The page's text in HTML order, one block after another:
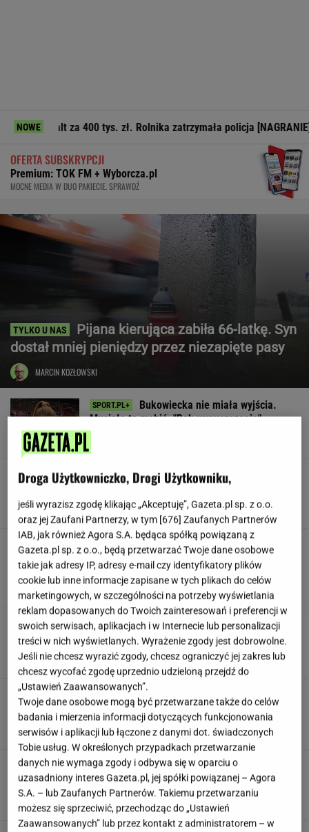
NOWE
tys. zł. Rolnika zatrzymała policja [NAGRANIE] Trener
OFERTA SUBSKRYPCJI
Premium: TOK FM + Wyborcza.pl
MOCNE MEDIA W DUO PAKIECIE. SPRAWDŹ
Pijana kierująca zabiła 66-latkę. Syn
dostał mniej pieniędzy przez niezapięte pasy
MARCIN KOZŁOWSKI
Bukowiecka nie miała wyjścia.
Musiała to zrobić. "Rok wypuszczenia"
1:0 dla Legii! Nowy napastnik znów
Siedem lat gehenny. "Spłacamy
kredyty za mieszkania, w których mieszkają
ludzie dewelopera"
SUBSKRYPCJA
"Źle rozumiany". Dietetycy rozprawiają się ze
złą sławą białego chleba
Wlewam masę i przykrywam. Po 30 minutach
mam cytrynowy obłoczek
Polskie korzenie i hollywoodzki dorobek. Mało
kto zna jej historię
Droga Użytkowniczko, Drogi Użytkowniku,
jeśli wyrazisz zgodę klikając „Akceptuję”, Gazeta.pl sp. z o.o.
oraz jej Zaufani Partnerzy, w tym [676] Zaufanych Partnerów
IAB, jak również Agora S.A. będąca spółką powiązaną z
Gazeta.pl sp. z o.o., będą przetwarzać Twoje dane osobowe
takie jak adresy IP, adresy e-mail czy identyfikatory plików
cookie lub inne informacje zapisane w tych plikach do celów
marketingowych, w szczególności na potrzeby wyświetlania
reklam dopasowanych do Twoich zainteresowań i preferencji w
swoich serwisach, aplikacjach i w Internecie lub personalizacji
treści w nich wyświetlanych. Wyrażenie zgody jest dobrowolne.
Jeśli nie chcesz wyrazić zgody, chcesz ograniczyć jej zakres lub
chcesz wycofać zgodę uprzednio udzieloną przejdź do
„Ustawień Zaawansowanych”.
Twoje dane osobowe mogą być przetwarzane także do celów
badania i mierzenia informacji dotyczących funkcjonowania
serwisów i aplikacji lub łączone z danymi dot. świadczonych
Tobie usług. W określonych przypadkach przetwarzanie
danych nie wymaga zgody i odbywa się w oparciu o
uzasadniony interes Gazeta.pl, jej spółki powiązanej – Agora
S.A. – lub Zaufanych Partnerów. Takiemu przetwarzaniu
możesz się sprzeciwić, przechodząc do „Ustawień
Zaawansowanych” lub przez kontakt z administratorem – w